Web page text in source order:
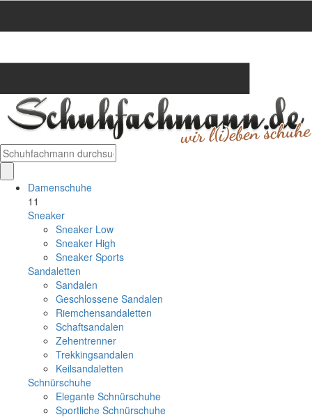
Damenschuhe
11
Sneaker
Sneaker Low
Sneaker High
Sneaker Sports
Sandaletten
Sandalen
Geschlossene Sandalen
Riemchensandaletten
Schaftsandalen
Zehentrenner
Trekkingsandalen
Keilsandaletten
Schnürschuhe
Elegante Schnürschuhe
Sportliche Schnürschuhe